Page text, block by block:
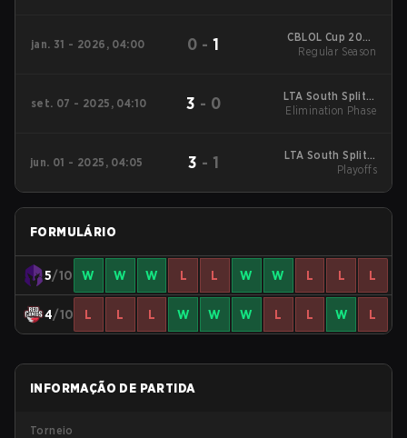
jan. 31 - 2026, 04:00 0 -1
CBLOL Cup 2026
Regular Season
Regular Season
set. 07 - 2025, 04:10 3 - 0
LTA South Split 3
2025 Elimination
Elimination Phase
jun. 01 - 2025, 04:05 3 - 1
LTA South Split 2
2025 Playoffs
Playoffs
FORMULÁRIO
5/10 W W W L L W W L L L
4/10 L L L W W W L L W L
INFORMAÇÃO DE PARTIDA
Torneio